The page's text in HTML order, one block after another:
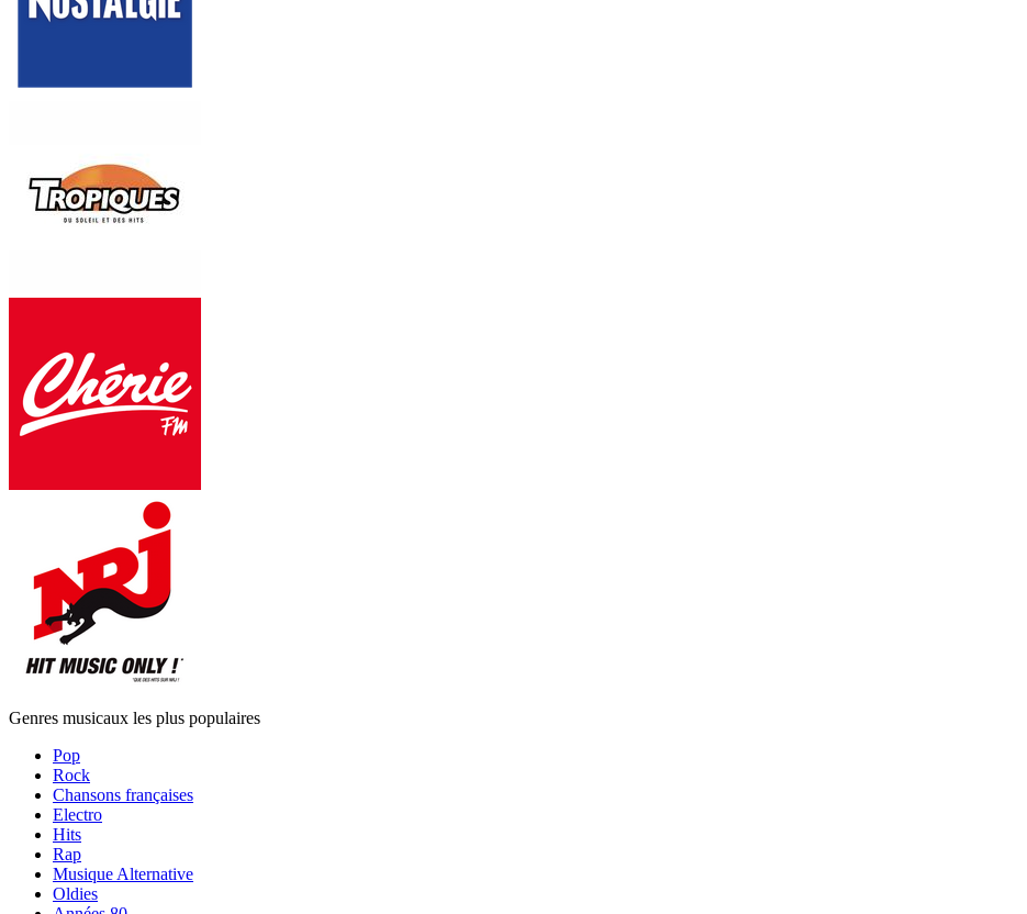
Genres musicaux les plus populaires
Pop
Rock
Chansons françaises
Electro
Hits
Rap
Musique Alternative
Oldies